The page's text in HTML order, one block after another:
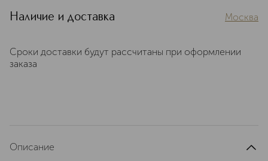
Наличие и доставка Москва
Сроки доставки будут рассчитаны при оформлении
заказа
Описание